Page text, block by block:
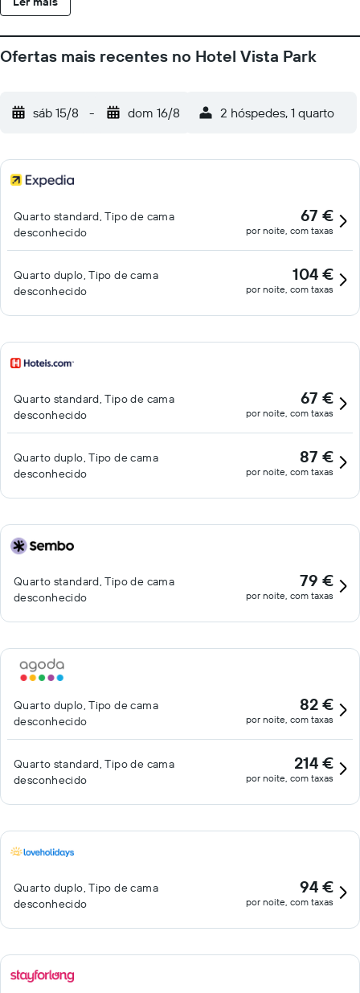
Ofertas mais recentes no Hotel Vista Park
sáb 15/8 - dom 16/8 2 hóspedes, 1 quarto
Quarto standard, Tipo de cama
desconhecido
67 €
por noite, com taxas
Quarto duplo, Tipo de cama
desconhecido
104 €
por noite, com taxas
Quarto standard, Tipo de cama
desconhecido
67 €
por noite, com taxas
Quarto duplo, Tipo de cama
desconhecido
87 €
por noite, com taxas
Quarto standard, Tipo de cama
desconhecido
79 €
por noite, com taxas
Quarto duplo, Tipo de cama
desconhecido
82 €
por noite, com taxas
Quarto standard, Tipo de cama
desconhecido
214 €
por noite, com taxas
Quarto duplo, Tipo de cama
desconhecido
94 €
por noite, com taxas